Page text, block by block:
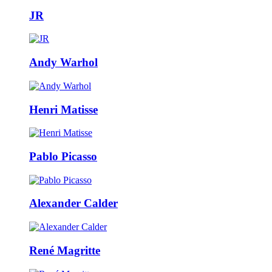
JR
Andy Warhol
Henri Matisse
Pablo Picasso
Alexander Calder
René Magritte